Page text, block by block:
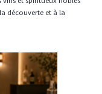
découverte et à la